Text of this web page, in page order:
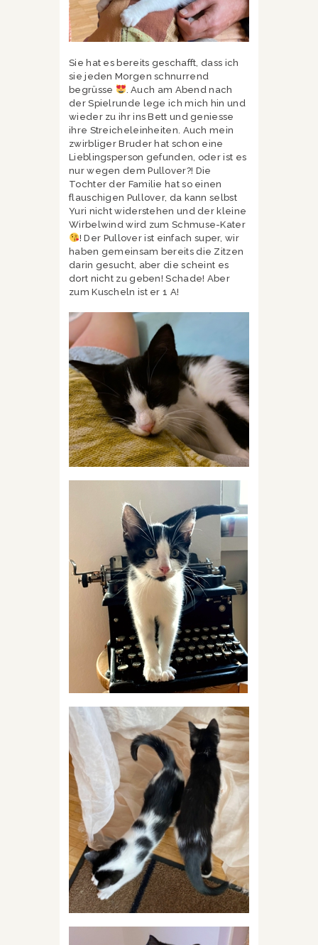
Sie hat es bereits geschafft, dass ich
sie jeden Morgen schnurrend
begrüsse
. Auch am Abend nach
der Spielrunde lege ich mich hin und
wieder zu ihr ins Bett und geniesse
ihre Streicheleinheiten. Auch mein
zwirbliger Bruder hat schon eine
Lieblingsperson gefunden, oder ist es
nur wegen dem Pullover?! Die
Tochter der Familie hat so einen
flauschigen Pullover, da kann selbst
Yuri nicht widerstehen und der kleine
Wirbelwind wird zum Schmuse-Kater
! Der Pullover ist einfach super, wir
haben gemeinsam bereits die Zitzen
darin gesucht, aber die scheint es
dort nicht zu geben! Schade! Aber
zum Kuscheln ist er 1 A!